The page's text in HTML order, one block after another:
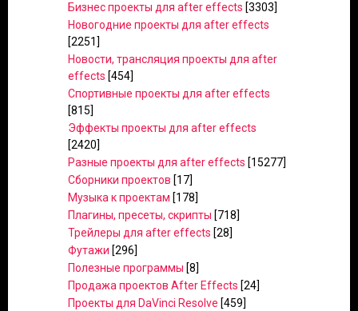
Бизнес проекты для after effects [3303]
Новогодние проекты для after effects
[2251]
Новости, трансляция проекты для after
effects [454]
Спортивные проекты для after effects
[815]
Эффекты проекты для after effects
[2420]
Разные проекты для after effects [15277]
Сборники проектов [17]
Музыка к проектам [178]
Плагины, пресеты, скрипты [718]
Трейлеры для after effects [28]
Футажи [296]
Полезные программы [8]
Продажа проектов After Effects [24]
Проекты для DaVinci Resolve [459]